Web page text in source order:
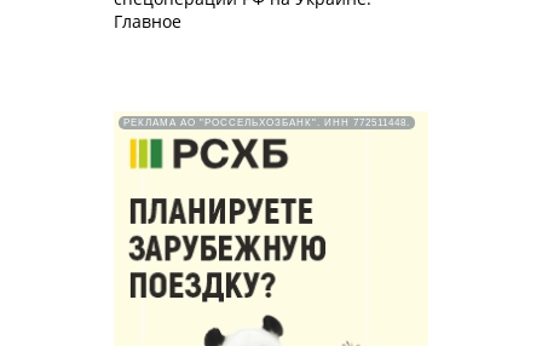
Главное
РЕКЛАМА АО "РОССЕЛЬХОЗБАНК". ИНН 772511448.